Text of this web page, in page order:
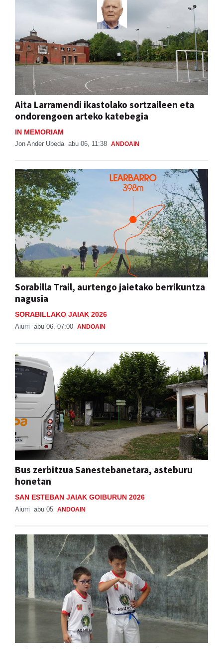
Aita Larramendi ikastolako sortzaileen eta
ondorengoen arteko katebegia
IN MEMORIAM
Jon Ander Ubeda ANDOAIN
Sorabilla Trail, aurtengo jaietako berrikuntza
nagusia
SORABILLAKO JAIAK 2026
Aiurri
Bus zerbitzua Sanestebanetara, asteburu
honetan
SAN ESTEBAN JAIAK GOIBURUN 2026
Adunako jaien lehen txanpa, asteburu
honetan